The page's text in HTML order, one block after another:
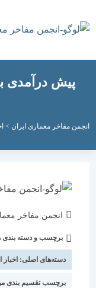
درآمدی بر
مفاخر معماری ایران > اخبار و
انجمن مفاخر معماری
برچسب و دسته بندی های
دسته‌های اصلی:اخبار انجمن
برچسب تقسیم بندی